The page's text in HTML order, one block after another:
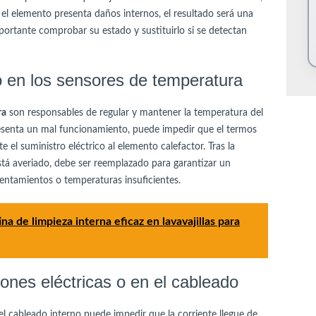
elemento presenta daños internos, el resultado será una
comprobar su estado y sustituirlo si se detectan
los sensores de temperatura
son responsables de regular y mantener la temperatura del
un mal funcionamiento, puede impedir que el termos
el suministro eléctrico al elemento calefactor. Tras la
averiado, debe ser reemplazado para garantizar un
o temperaturas insuficientes.
de limpieza interna eficaz en lavavajillas para
eléctricas o en el cableado